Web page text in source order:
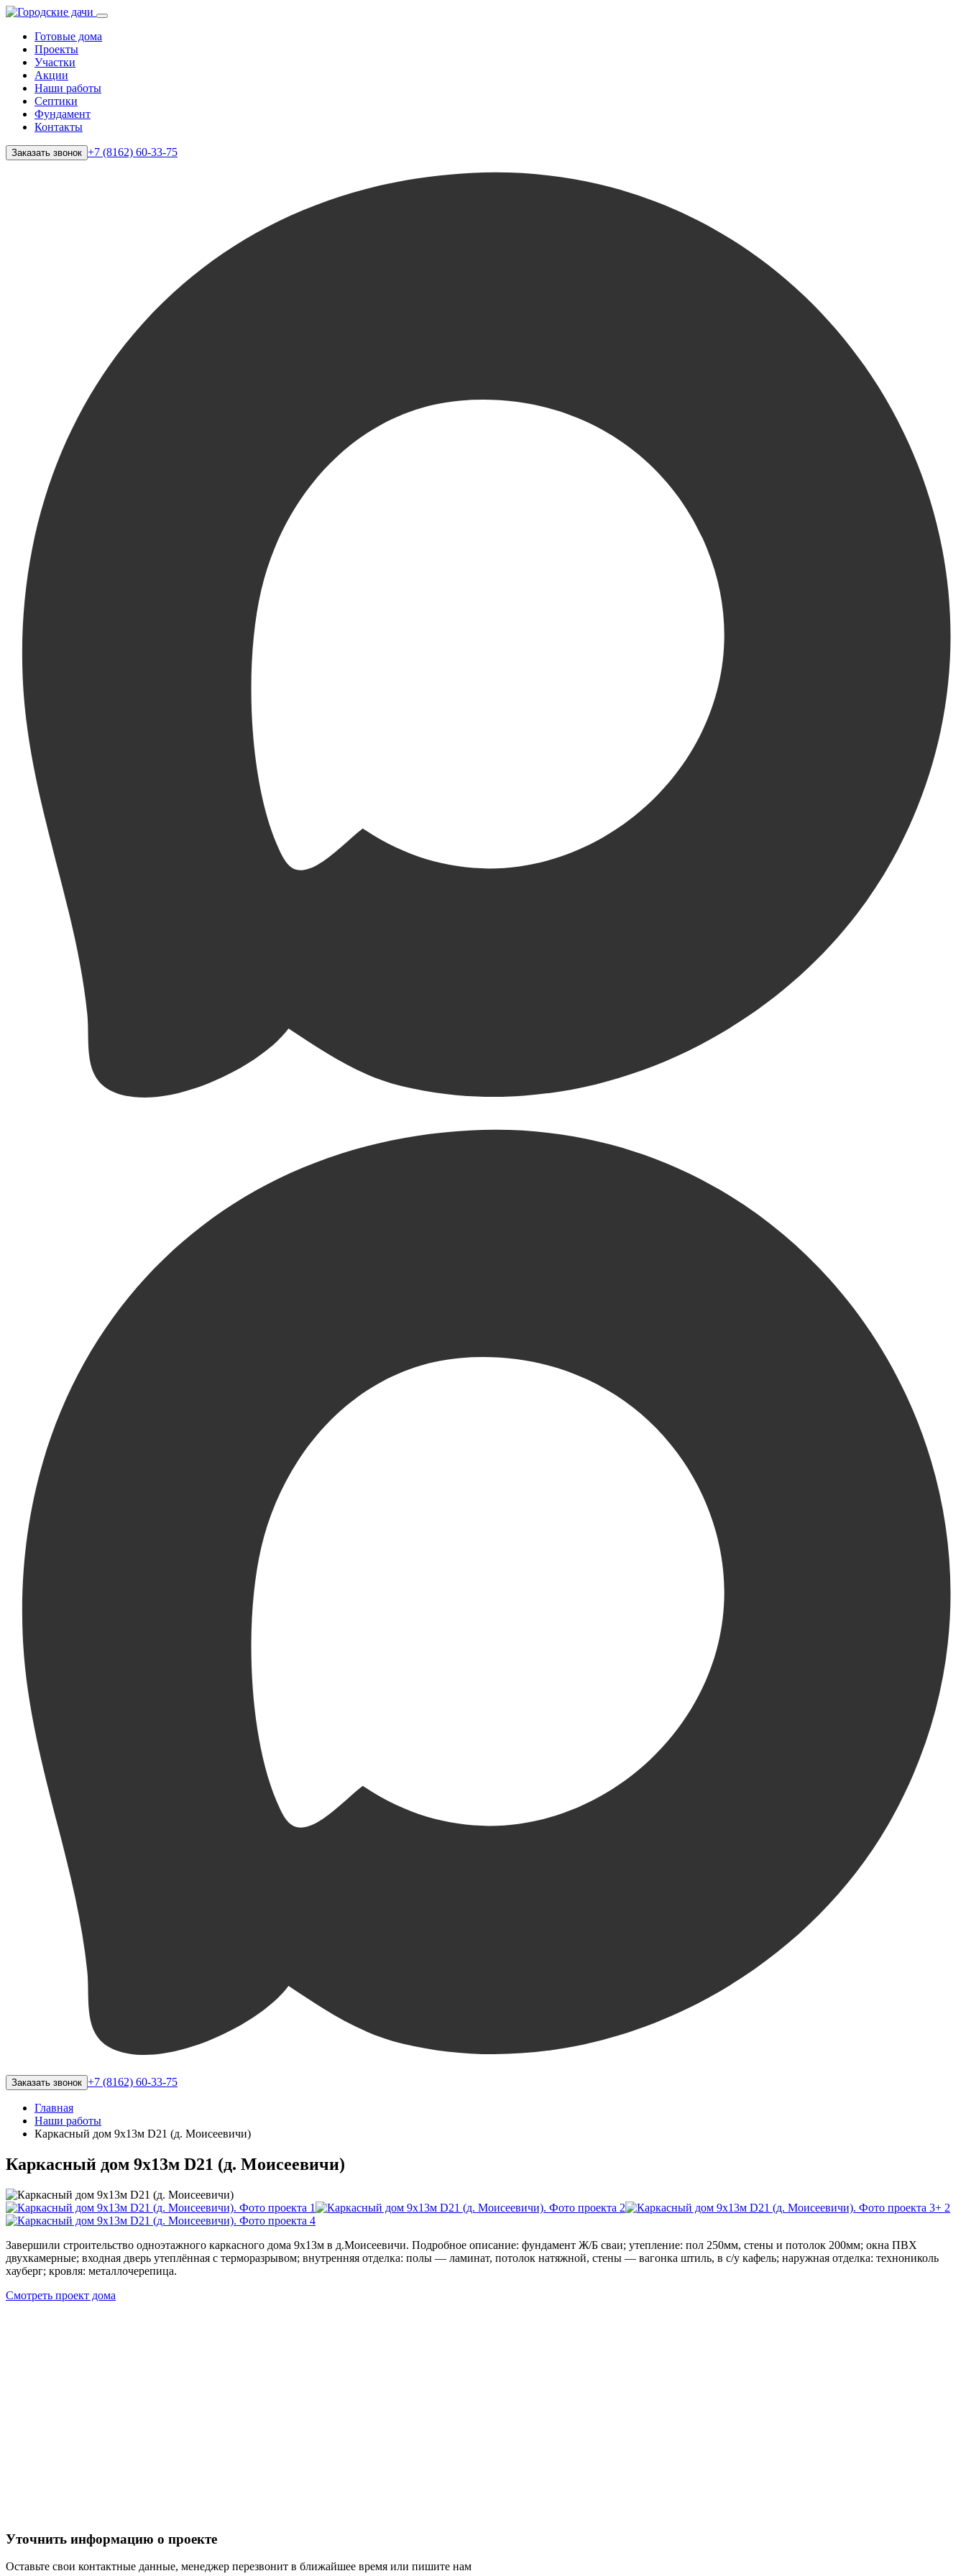
Готовые дома
Проекты
Участки
Акции
Наши работы
Септики
Фундамент
Контакты
Заказать звонок +7 (8162) 60-33-75
Заказать звонок +7 (8162) 60-33-75
Главная
Наши работы
Каркасный дом 9х13м D21 (д. Моисеевичи)
Каркасный дом 9х13м D21 (д. Моисеевичи)
+ 2
Завершили строительство одноэтажного каркасного дома 9х13м в д.Моисеевичи. Подробное описание: фундамент Ж/Б сваи; утепление: пол 250мм, стены и потолок 200мм; окна ПВХ
двухкамерные; входная дверь утеплённая с терморазрывом; внутренняя отделка: полы — ламинат, потолок натяжной, стены — вагонка штиль, в с/у кафель; наружная отделка: технониколь
хауберг; кровля: металлочерепица.
Смотреть проект дома
Уточнить информацию о проекте
Оставьте свои контактные данные, менеджер перезвонит в ближайшее время или пишите нам